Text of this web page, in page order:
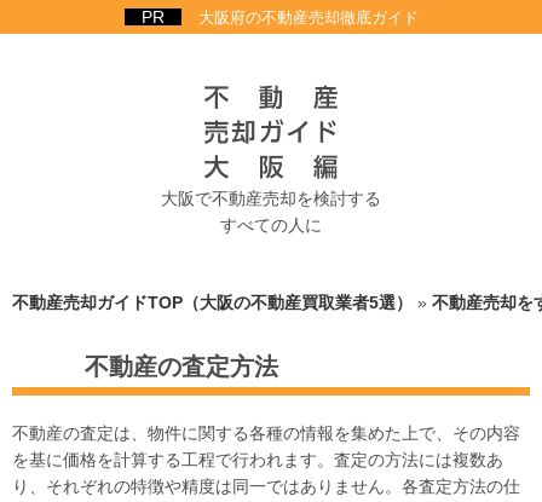
大阪府の不動産売却徹底ガイド
大阪で不動産売却を検討する
すべての人に
不動産売却ガイドTOP（大阪の不動産買取業者5選） » 不動産売却を
不動産の査定方法
不動産の査定は、物件に関する各種の情報を集めた上で、その内容
を基に価格を計算する工程で行われます。査定の方法には複数あ
り、それぞれの特徴や精度は同一ではありません。各査定方法の仕